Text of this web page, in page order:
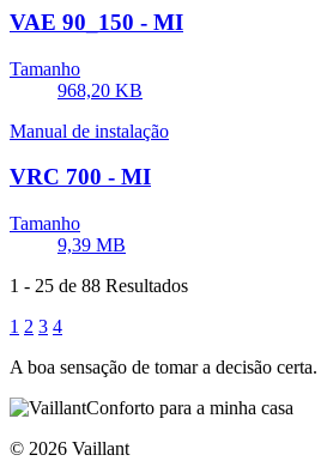
VAE 90_150 - MI
Tamanho
968,20 KB
Manual de instalação
VRC 700 - MI
Tamanho
9,39 MB
1 - 25 de 88 Resultados
1 2 3 4
A boa sensação de tomar a decisão certa.
Conforto para a minha casa
© 2026 Vaillant